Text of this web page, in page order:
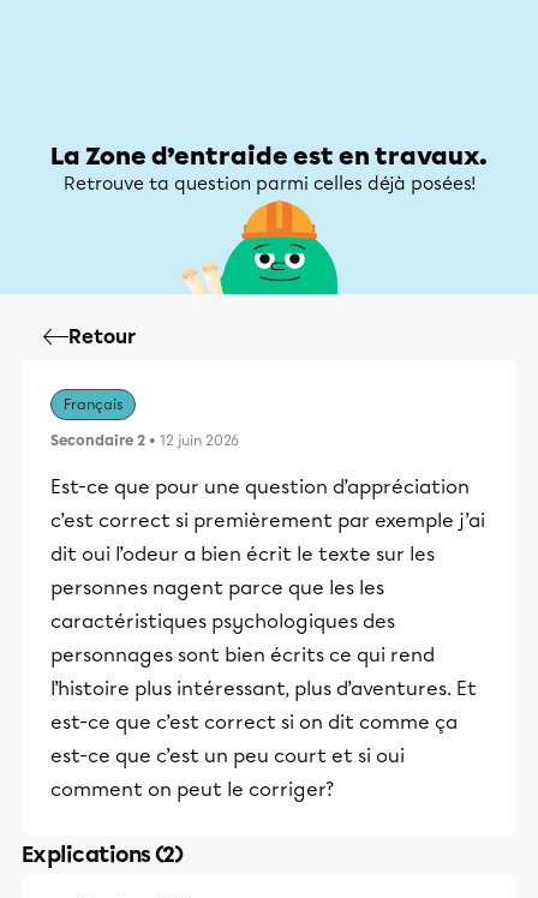
La Zone d’entraide est en travaux.
Retrouve ta question parmi celles déjà posées!
Retour
Français
Secondaire 2 • 12 juin 2026
Est-ce que pour une question d’appréciation
c’est correct si premièrement par exemple j’ai
dit oui l’odeur a bien écrit le texte sur les
personnes nagent parce que les les
caractéristiques psychologiques des
personnages sont bien écrits ce qui rend
l’histoire plus intéressant, plus d’aventures. Et
est-ce que c’est correct si on dit comme ça
est-ce que c’est un peu court et si oui
comment on peut le corriger?
Explications (2)